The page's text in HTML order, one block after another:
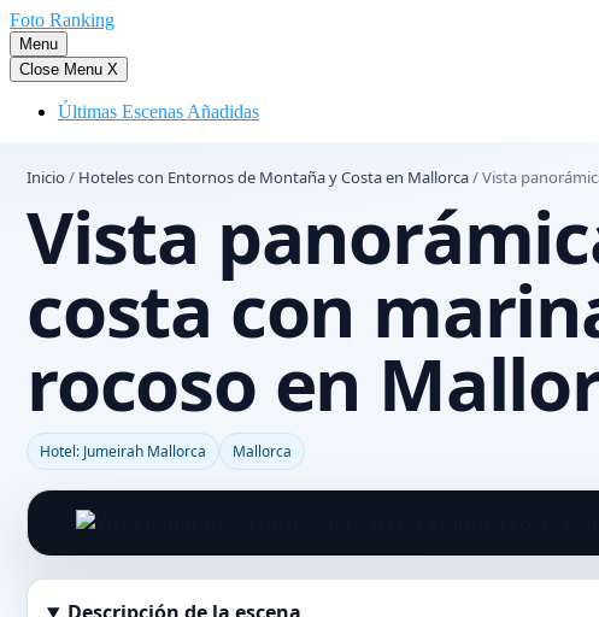
Saltar
al
contenido
Foto Ranking
Menu
Close Menu X
Últimas Escenas Añadidas
Inicio / Hoteles con Entornos de Montaña y Costa en Mallorca/Vista
Vista
costa con
rocoso en
Hotel: Jumeirah Mallorca Mallorca